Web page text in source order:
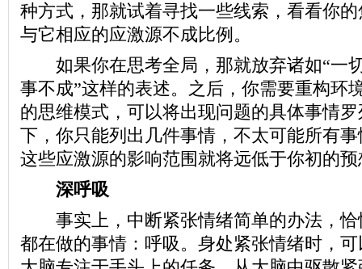
种方式，那就试着寻找一些线索，看看你
与它相应的应激源不成比例。
如果你在思考全局，那就放弃诸如“一
事不成”这样的表述。之后，你需要重构环
的思维模式，可以将出现问题的具体事情
下，你只能列出几件事情，不太可能所有
这些应激源的影响范围就将远低于你初的
深呼吸
事实上，中断紧张情绪简单的办法，恰
都在做的事情：呼吸。身处紧张情绪时，